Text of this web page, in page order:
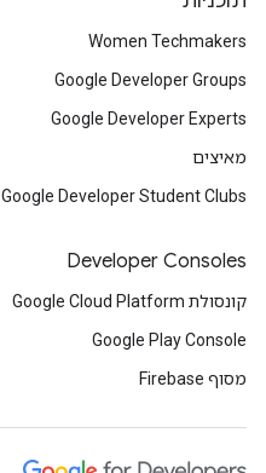
Women Techmakers
Google Developer Groups
Google Developer Experts
מאיצים
Google Developer Student Clubs
Developer Consoles
קונסולת Google Cloud Platform
Google Play Console
מסוף Firebase